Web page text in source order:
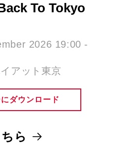
To Tokyo
2026 19:00 -
アット東京
ダウンロード
ら